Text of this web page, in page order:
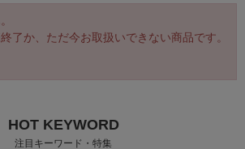
了か、ただ今お取扱いできない商品です。
HOT KEYWORD
注目キーワード・特集